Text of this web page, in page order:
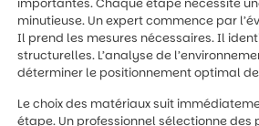
importantes. Chaque étape nécessite
minutieuse. Un expert commence par
Il prend les mesures nécessaires. Il
structurelles. L’analyse de
déterminer le positionnement optimal
Le choix des matériaux suit
étape. Un professionnel sélectionne